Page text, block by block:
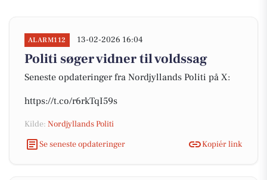
ALARM112 13-02-2026 16:04
Politi søger vidner til voldssag
Seneste opdateringer fra Nordjyllands Politi på X:
https://t.co/r6rkTqI59s
Kilde: Nordjyllands Politi
Se seneste opdateringer
Kopiér link